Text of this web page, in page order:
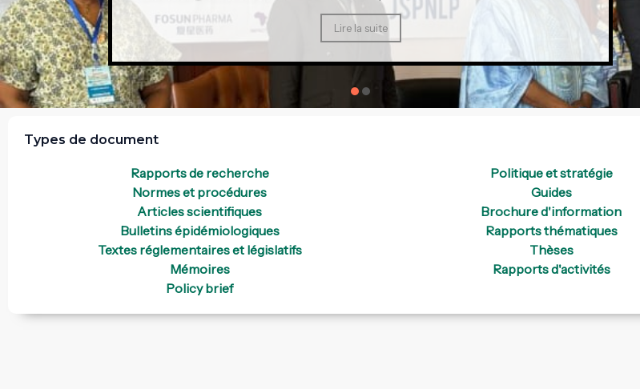
Lire la suite
Types de document
Rapports de recherche
Politique et stratégie
Normes et procédures
Guides
Articles scientifiques
Brochure d'information
Bulletins épidémiologiques
Rapports thématiques
Textes réglementaires et législatifs
Thèses
Mémoires
Rapports d'activités
Policy brief